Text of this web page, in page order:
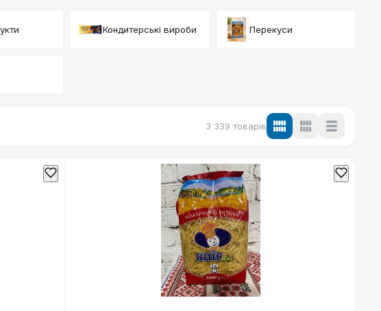
Кондитерські вироби Перекуси
3 339 товарів